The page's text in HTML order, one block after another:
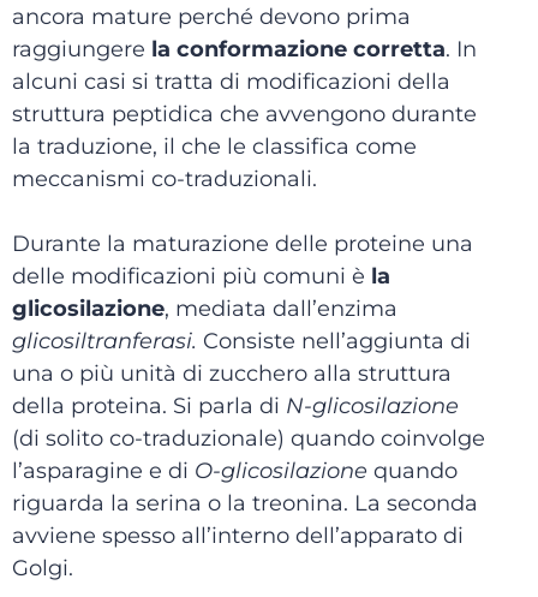
ancora mature perché devono prima
raggiungere la conformazione corretta. In
alcuni casi si tratta di modificazioni della
struttura peptidica che avvengono durante
la traduzione, il che le classifica come
meccanismi co-traduzionali.
Durante la maturazione delle proteine una
delle modificazioni più comuni è la
glicosilazione, mediata dall’enzima
glicosiltranferasi. Consiste nell’aggiunta di
una o più unità di zucchero alla struttura
della proteina. Si parla di N-glicosilazione
(di solito co-traduzionale) quando coinvolge
l’asparagine e di O-glicosilazione quando
riguarda la serina o la treonina. La seconda
avviene spesso all’interno dell’apparato di
Golgi.